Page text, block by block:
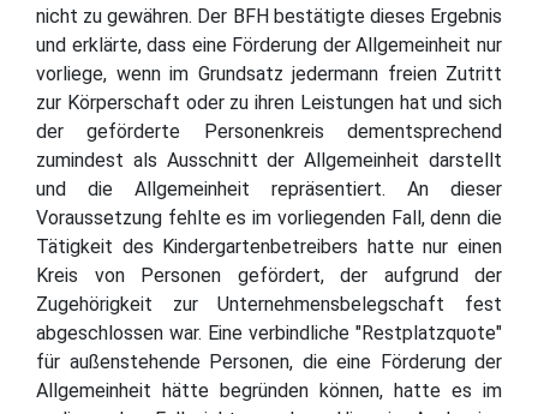
nicht zu gewähren. Der BFH bestätigte dieses Ergebnis
und erklärte, dass eine Förderung der Allgemeinheit nur
vorliege, wenn im Grundsatz jedermann freien Zutritt
zur Körperschaft oder zu ihren Leistungen hat und sich
der geförderte Personenkreis dementsprechend
zumindest als Ausschnitt der Allgemeinheit darstellt
und die Allgemeinheit repräsentiert. An dieser
Voraussetzung fehlte es im vorliegenden Fall, denn die
Tätigkeit des Kindergartenbetreibers hatte nur einen
Kreis von Personen gefördert, der aufgrund der
Zugehörigkeit zur Unternehmensbelegschaft fest
abgeschlossen war. Eine verbindliche "Restplatzquote"
für außenstehende Personen, die eine Förderung der
Allgemeinheit hätte begründen können, hatte es im